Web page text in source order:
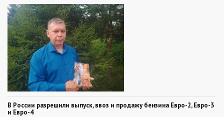
В России разрешили выпуск, ввоз и продажу бензина Евро-2, Евро-3
и Евро-4